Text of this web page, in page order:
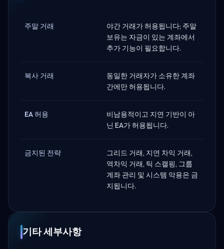
주말 거래
야간 거래가 허용됩니다; 주말
보유는 자금이 있는 계좌에서
추가 기능이 필요합니다.
복사 거래
동일한 거래자가 소유한 계좌
간에만 허용됩니다.
EA 허용
비남용적이고 지연 기반이 아
닌 EA가 허용됩니다.
금지된 전략
그리드 거래, 지연 차익 거래,
역차익 거래, 틱 스캘핑, 그룹
계좌 관리 및 시스템 악용은 금
지됩니다.
기타 세부사항